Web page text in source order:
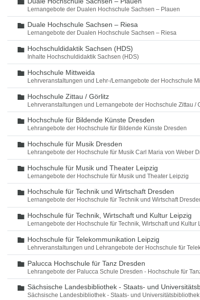
Lernangebote der Dualen Hochschule Sachsen – Plauen
Ordner
Duale Hochschule Sachsen – Riesa
Lernangebote der Dualen Hochschule Sachsen – Riesa
Ordner
Hochschuldidaktik Sachsen (HDS)
Inhalte Hochschuldidaktik Sachsen (HDS)
Ordner
Hochschule Mittweida
Lehrveranstaltungen und Lehr-/Lernangebote der Hochschule
Ordner
Hochschule Zittau / Görlitz
Lehrveranstaltungen und Lernangebote der Hochschule Zittau /
Ordner
Hochschule für Bildende Künste Dresden
Lehrangebote der Hochschule für Bildende Künste Dresden
Ordner
Hochschule für Musik Dresden
Lehrangebote der Hochschule für Musik Carl Maria von Weber
Ordner
Hochschule für Musik und Theater Leipzig
Lernangebote der Hochschule für Musik und Theater Leipzig
Ordner
Hochschule für Technik und Wirtschaft Dresden
Lernangebote der Hochschule für Technik und Wirtschaft
Ordner
Hochschule für Technik, Wirtschaft und Kultur Leipzig
Lernangebote der Hochschule für Technik, Wirtschaft und Kultur
Ordner
Hochschule für Telekommunikation Leipzig
Lehrveranstaltungen und Lehrangebote der Hochschule für
Ordner
Palucca Hochschule für Tanz Dresden
Lehrangebote der Palucca Schule Dresden - Hochschule für
Ordner
Sächsische Landesbibliothek - Staats- und
Sächsische Landesbibliothek - Staats- und